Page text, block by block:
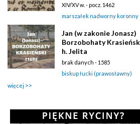
XIV/XV w. - pocz. 1462
marszałek nadworny koronny
Jan (w zakonie Jonasz)
Borzobohaty
h. Jelita
brak danych - 1585
biskup łucki (prawosławny)
więcej